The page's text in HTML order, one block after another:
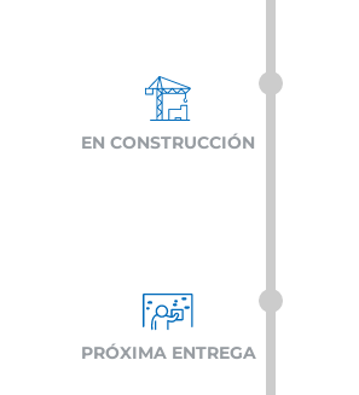
EN CONSTRUCCIÓN
PRÓXIMA ENTREGA